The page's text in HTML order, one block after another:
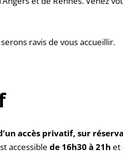
ravis de vous accueillir.
accès privatif, sur
accessible de 16h30 à 21h et